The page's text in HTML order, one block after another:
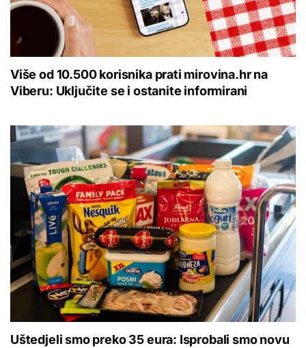
Više od 10.500 korisnika prati mirovina.hr na
Viberu: Uključite se i ostanite informirani
Uštedjeli smo preko 35 eura: Isprobali smo novu